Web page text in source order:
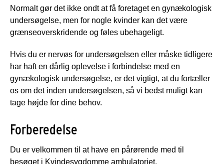
Normalt gør det ikke ondt at få foretaget en gynækologisk
undersøgelse, men for nogle kvinder kan det være
grænseoverskridende og føles ubehageligt.
Hvis du er nervøs for undersøgelsen eller måske tidligere
har haft en dårlig oplevelse i forbindelse med en
gynækologisk undersøgelse, er det vigtigt, at du fortæller
os om det inden undersøgelsen, så vi bedst muligt kan
tage højde for dine behov.
Forberedelse
Du er velkommen til at have en pårørende med til
besøget i Kvindesygdomme ambulatoriet.